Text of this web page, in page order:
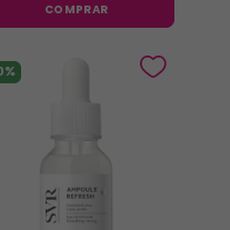
COMPRAR